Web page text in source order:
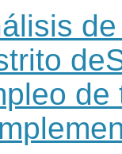
de